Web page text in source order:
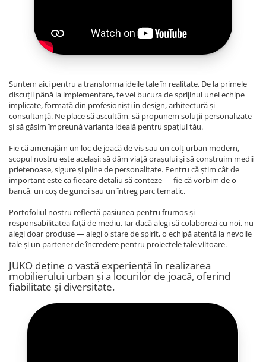
Suntem aici pentru a transforma ideile tale în realitate. De la primele
discuții până la implementare, te vei bucura de sprijinul unei echipe
implicate, formată din profesioniști în design, arhitectură și
consultanță. Ne place să ascultăm, să propunem soluții personalizate
și să găsim împreună varianta ideală pentru spațiul tău.
Fie că amenajăm un loc de joacă de vis sau un colț urban modern,
scopul nostru este același: să dăm viață orașului și să construim medii
prietenoase, sigure și pline de personalitate. Pentru că știm cât de
important este ca fiecare detaliu să conteze — fie că vorbim de o
bancă, un coș de gunoi sau un întreg parc tematic.
Portofoliul nostru reflectă pasiunea pentru frumos și
responsabilitatea față de mediu. Iar dacă alegi să colaborezi cu noi, nu
alegi doar produse — alegi o stare de spirit, o echipă atentă la nevoile
tale și un partener de încredere pentru proiectele tale viitoare.
JUKO deține o vastă experiență în realizarea
mobilierului urban și a locurilor de joacă, oferind
fiabilitate și diversitate.